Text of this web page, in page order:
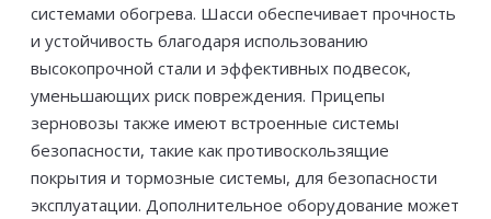
системами обогрева. Шасси обеспечивает прочность
и устойчивость благодаря использованию
высокопрочной стали и эффективных подвесок,
уменьшающих риск повреждения. Прицепы
зерновозы также имеют встроенные системы
безопасности, такие как противоскользящие
покрытия и тормозные системы, для безопасности
эксплуатации. Дополнительное оборудование может